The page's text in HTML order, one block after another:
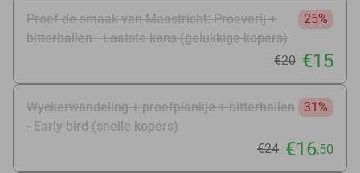
Proef de smaak van Maastricht: Proeverij +
bitterballen - Laatste kans (gelukkige kopers)
25%
€20 €15
Wyckerwandeling + proefplankje + bitterballen
- Early bird (snelle kopers)
31%
€24 €16,50